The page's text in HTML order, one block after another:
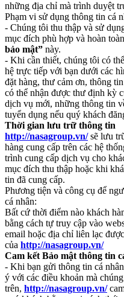
những địa chỉ mà trình duyệt
Phạm vi sử dụng thông tin cá
- Chúng tôi thu thập và sử
mục đích phù hợp và hoàn
bảo mật” này.
- Khi cần thiết, chúng tôi có
hệ trực tiếp với bạn dưới các
đặt hàng, thư cảm ơn, thông
có thể nhận được thư định kỳ
dịch vụ mới, những thông tin
tuyển dụng nếu quý khách
Thời gian lưu trữ thông tin
http://nasagroup.vn/ sẽ lưu
hàng cung cấp trên các hệ
trình cung cấp dịch vụ cho
mục đích thu thập hoặc khi
tin đã cung cấp.
Phương tiện và công cụ để
cá nhân:
Bất cứ thời điểm nào khách
bằng cách tự truy cập vào
email hoặc địa chỉ liên lạc
của http://nasagroup.vn/
Cam kết Bảo mật thông tin
- Khi bạn gửi thông tin cá
ý với các điều khoản mà
trên, http://nasagroup.vn/